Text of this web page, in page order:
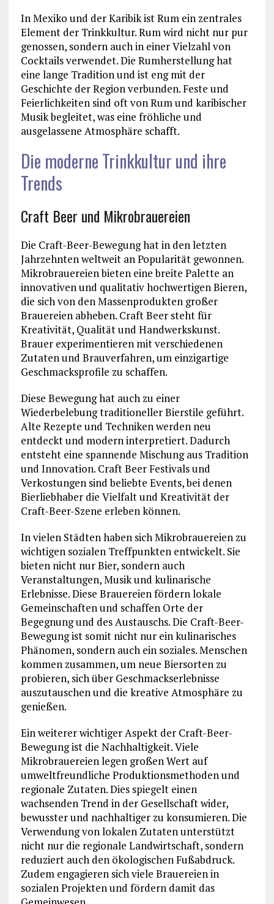
In Mexiko und der Karibik ist Rum ein zentrales
Element der Trinkkultur. Rum wird nicht nur pur
genossen, sondern auch in einer Vielzahl von
Cocktails verwendet. Die Rumherstellung hat
eine lange Tradition und ist eng mit der
Geschichte der Region verbunden. Feste und
Feierlichkeiten sind oft von Rum und karibischer
Musik begleitet, was eine fröhliche und
ausgelassene Atmosphäre schafft.
Die moderne Trinkkultur und ihre
Trends
Craft Beer und Mikrobrauereien
Die Craft-Beer-Bewegung hat in den letzten
Jahrzehnten weltweit an Popularität gewonnen.
Mikrobrauereien bieten eine breite Palette an
innovativen und qualitativ hochwertigen Bieren,
die sich von den Massenprodukten großer
Brauereien abheben. Craft Beer steht für
Kreativität, Qualität und Handwerkskunst.
Brauer experimentieren mit verschiedenen
Zutaten und Brauverfahren, um einzigartige
Geschmacksprofile zu schaffen.
Diese Bewegung hat auch zu einer
Wiederbelebung traditioneller Bierstile geführt.
Alte Rezepte und Techniken werden neu
entdeckt und modern interpretiert. Dadurch
entsteht eine spannende Mischung aus Tradition
und Innovation. Craft Beer Festivals und
Verkostungen sind beliebte Events, bei denen
Bierliebhaber die Vielfalt und Kreativität der
Craft-Beer-Szene erleben können.
In vielen Städten haben sich Mikrobrauereien zu
wichtigen sozialen Treffpunkten entwickelt. Sie
bieten nicht nur Bier, sondern auch
Veranstaltungen, Musik und kulinarische
Erlebnisse. Diese Brauereien fördern lokale
Gemeinschaften und schaffen Orte der
Begegnung und des Austauschs. Die Craft-Beer-
Bewegung ist somit nicht nur ein kulinarisches
Phänomen, sondern auch ein soziales. Menschen
kommen zusammen, um neue Biersorten zu
probieren, sich über Geschmackserlebnisse
auszutauschen und die kreative Atmosphäre zu
genießen.
Ein weiterer wichtiger Aspekt der Craft-Beer-
Bewegung ist die Nachhaltigkeit. Viele
Mikrobrauereien legen großen Wert auf
umweltfreundliche Produktionsmethoden und
regionale Zutaten. Dies spiegelt einen
wachsenden Trend in der Gesellschaft wider,
bewusster und nachhaltiger zu konsumieren. Die
Verwendung von lokalen Zutaten unterstützt
nicht nur die regionale Landwirtschaft, sondern
reduziert auch den ökologischen Fußabdruck.
Zudem engagieren sich viele Brauereien in
sozialen Projekten und fördern damit das